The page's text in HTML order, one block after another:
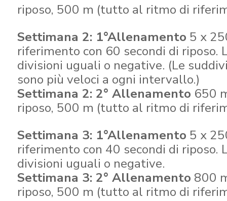
riposo, 500 m (tutto al ritmo di
Settimana 2: 1°Allenamento 5 x
riferimento con 60 secondi di riposo.
divisioni uguali o negative. (Le
sono più veloci a ogni intervallo.)
Settimana 2: 2° Allenamento 650
riposo, 500 m (tutto al ritmo di
Settimana 3: 1°Allenamento 5 x
riferimento con 40 secondi di riposo.
divisioni uguali o negative.
Settimana 3: 2° Allenamento 800
riposo, 500 m (tutto al ritmo di